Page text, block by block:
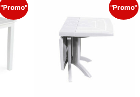
"Promo" "Promo"